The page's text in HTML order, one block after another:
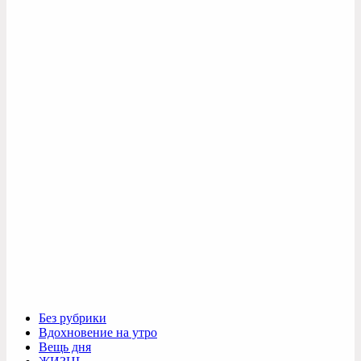
Без рубрики
Вдохновение на утро
Вещь дня